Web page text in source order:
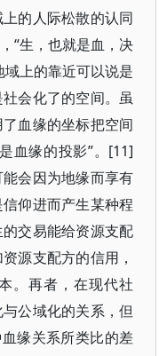
的人际松散的认同
“生，也就是血，决
上的靠近可以说是
会化了的空间。虽
血缘的坐标把空间
血缘的投影”。[11]
会因为地缘而享有
仰进而产生某种程
交易能给资源支配
源支配方的信用，
。再者，在现代社
公域化的关系，但
缘关系所类比的差